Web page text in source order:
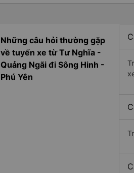
Những câu hỏi thường gặp
về tuyến xe từ Tư Nghĩa -
Quảng Ngãi đi Sông Hinh -
Phú Yên